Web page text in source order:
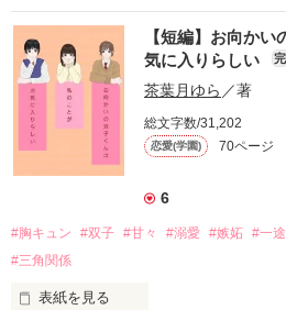
作品を読む
本当は今すぐ、
その甘く香る首筋に噛みつきたい。
2021/10/31〜2021/12/20
作品を読む
「ねぇ、答えてよ」
「ちょっと、なんで離れるの？」
ちょっぴり嫉妬深くて、甘えん坊。
◇◇◇
「中庭でお弁当食べよう！」
「クッキー作ってきたんだ！」
「勉強、一緒にしない？」
「海に行かない？」
社交的な不思議ちゃん
綿原 菫
わたはら すみれ
◇◇◇
「綿原さん、大丈夫……？」
まるでヒーローみたい。
隣のクラスの七瀬くん。
サラサラのブラウンヘアに
控えめで整った上品な顔立ち。
気だるげな雰囲気をまとっているから
校内では“白馬のアンニュイプリン
しかし、私は知っている。
彼は雨の日だけ図書室を訪れ、
【短編】お向か
気に入りらしい
完
茶葉月ゆら ／著
総文字数/31,202
恋愛(学園) 70ページ
6
#胸キュン #双子 #甘々 #溺愛 #嫉妬 #一途
#三角関係
表紙を見る